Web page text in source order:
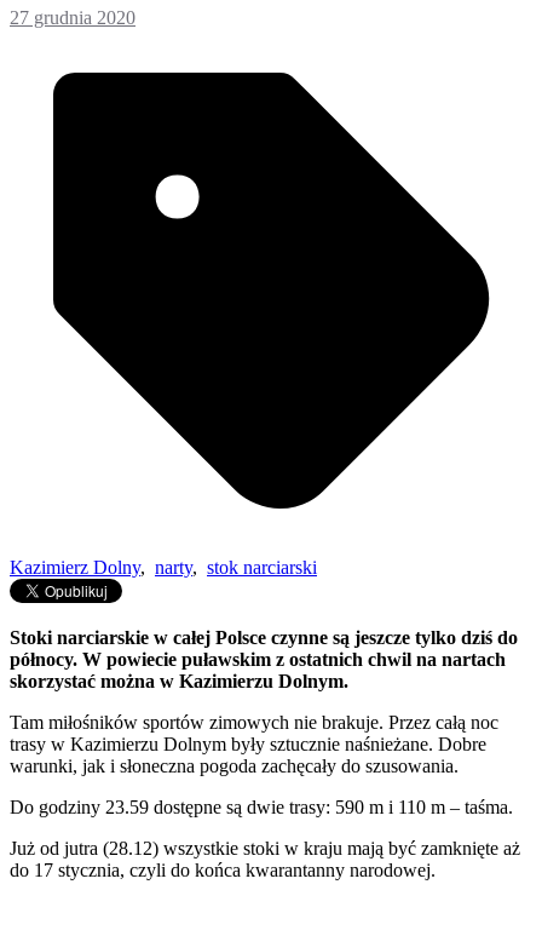
27 grudnia 2020
Kazimierz Dolny, narty, stok narciarski
Stoki narciarskie w całej Polsce czynne są jeszcze tylko dziś do
północy. W powiecie puławskim z ostatnich chwil na nartach
skorzystać można w Kazimierzu Dolnym.
Tam miłośników sportów zimowych nie brakuje. Przez całą noc
trasy w Kazimierzu Dolnym były sztucznie naśnieżane. Dobre
warunki, jak i słoneczna pogoda zachęcały do szusowania.
Do godziny 23.59 dostępne są dwie trasy: 590 m i 110 m – taśma.
Już od jutra (28.12) wszystkie stoki w kraju mają być zamknięte aż
do 17 stycznia, czyli do końca kwarantanny narodowej.